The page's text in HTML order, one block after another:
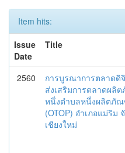
Item hits:
Issue
Date
Title
2560
การบูรณาการตลาดดิ
ส่งเสริมการตลาดผลิ
หนึ่งตำบลหนึ่งผลิตภั
(OTOP) อำเภอแม่ริม
เชียงใหม่